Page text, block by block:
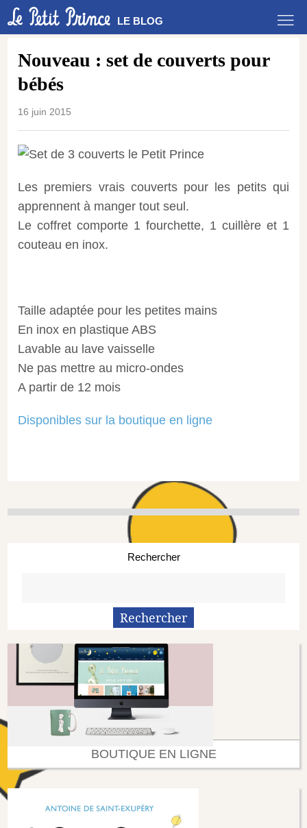
LE BLOG
Nouveau : set de couverts pour
bébés
16 juin 2015
Les premiers vrais couverts pour les petits qui
apprennent à manger tout seul.
Le coffret comporte 1 fourchette, 1 cuillère et 1
couteau en inox.
Taille adaptée pour les petites mains
En inox en plastique ABS
Lavable au lave vaisselle
Ne pas mettre au micro-ondes
A partir de 12 mois
Disponibles sur la boutique en ligne
Rechercher
BOUTIQUE EN LIGNE